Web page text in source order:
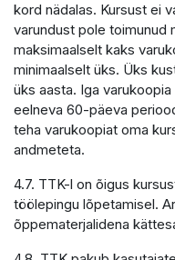
kord nädalas. Kursust ei
varundust pole toimunud
maksimaalselt kaks
minimaalselt üks. Üks
üks aasta. Iga
eelneva 60-päeva
teha varukoopiat oma
andmeteta.
4.7. TTK-l on õigus
töölepingu lõpetamisel.
õppematerjalidena